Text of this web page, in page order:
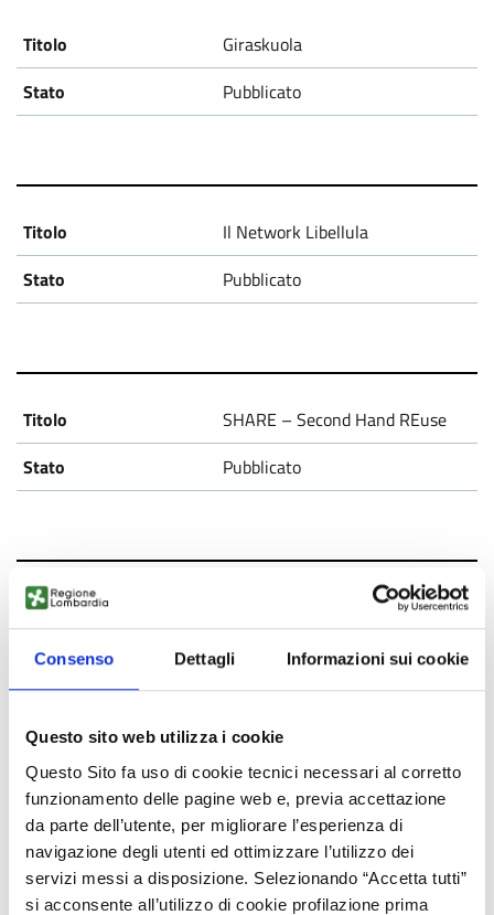
Consenso Dettagli Informazioni sui cookie
Questo sito web utilizza i cookie
Questo Sito fa uso di cookie tecnici necessari al corretto
funzionamento delle pagine web e, previa accettazione
da parte dell’utente, per migliorare l’esperienza di
navigazione degli utenti ed ottimizzare l’utilizzo dei
servizi messi a disposizione. Selezionando “Accetta tutti”
si acconsente all’utilizzo di cookie profilazione prima
Giraskuola
Pubblicato
Il Network Libellula
Pubblicato
SHARE – Second Hand REuse
Pubblicato
Pubblicato
Vesti Solidale
Pubblicato